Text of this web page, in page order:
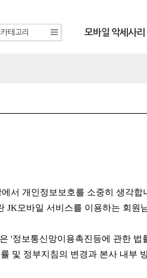
테고리 모바일 악세사리
서 개인정보보호를 소중히 생각합
JK모바일 서비스를 이용하는 회원
'정보통신망이용촉진등에 관한
및 정부지침의 변경과 본사 내부